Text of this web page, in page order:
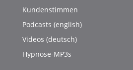
Kundenstimmen
Podcasts (english)
Videos (deutsch)
Hypnose-MP3s